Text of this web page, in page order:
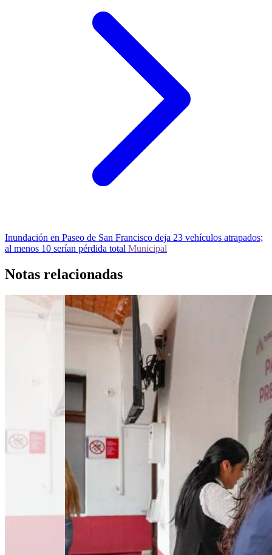
Inundación en Paseo de San Francisco deja 23 vehículos atrapados;
al menos 10 serían pérdida total Municipal
Notas relacionadas